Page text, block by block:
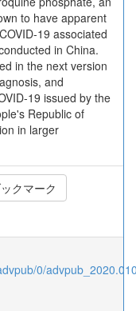
to have apparent
19 associated
in China.
in the next version
and
19 issued by the
Republic of
in larger
クマーク
0/